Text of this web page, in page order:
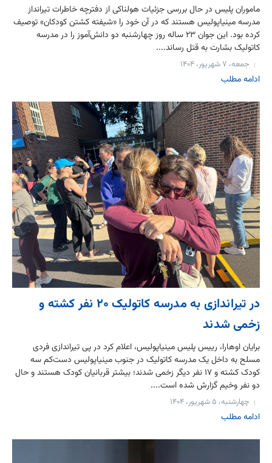
ماموران پلیس در حال بررسی جزئیات هولناکی از دفترچه خاطرات تیرانداز
مدرسه مینیاپولیس هستند که در آن خود را «شیفته کشتن کودکان» توصیف
کرده بود. این جوان ۲۳ ساله روز چهارشنبه دو دانش‌آموز را در مدرسه
کاتولیک بشارت به قتل رساند....
جمعه، ۷ شهریور، ۱۴۰۴
ادامه مطلب
در تیراندازی به مدرسه کاتولیک ۲۰ نفر کشته و
زخمی شدند
برایان اوهارا، رییس پلیس مینیاپولیس، اعلام کرد در پی تیراندازی فردی
مسلح به داخل یک مدرسه کاتولیک در جنوب مینیاپولیس دست‌کم سه
کودک کشته و ۱۷ نفر دیگر زخمی شدند؛ بیشتر قربانیان کودک هستند و حال
دو نفر وخیم گزارش شده است....
چهارشنبه، ۵ شهریور، ۱۴۰۴
ادامه مطلب